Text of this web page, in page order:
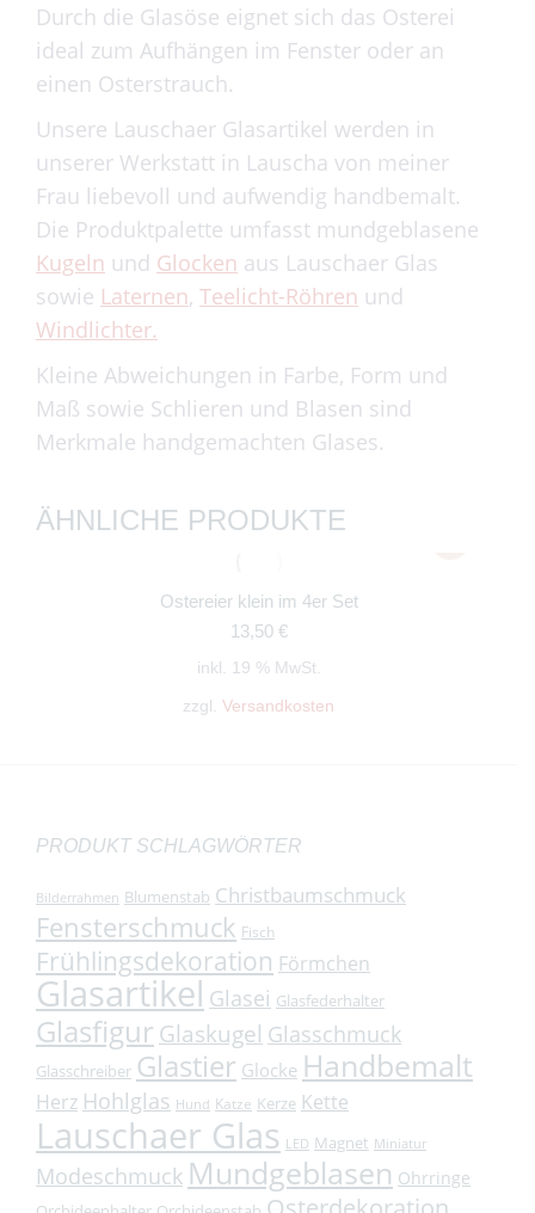
Durch die Glasöse eignet sich das Osterei
ideal zum Aufhängen im Fenster oder an
einen Osterstrauch.
Unsere Lauschaer Glasartikel werden in
unserer Werkstatt in Lauscha von meiner
Frau liebevoll und aufwendig handbemalt.
Die Produktpalette umfasst mundgeblasene
Kugeln und Glocken aus Lauschaer Glas
sowie Laternen, Teelicht-Röhren und
Windlichter.
Kleine Abweichungen in Farbe, Form und
Maß sowie Schlieren und Blasen sind
Merkmale handgemachten Glases.
ÄHNLICHE PRODUKTE
Ostereier klein im 4er Set
13,50 €
inkl. 19 % MwSt.
zzgl. Versandkosten
PRODUKT SCHLAGWÖRTER
Bilderrahmen Blumenstab Christbaumschmuck
Fensterschmuck Fisch
Frühlingsdekoration Förmchen
Glasartikel Glasei Glasfederhalter
Glasfigur Glaskugel Glasschmuck
Glasschreiber Glastier Glocke Handbemalt
Herz Hohlglas Hund Katze Kerze Kette
Lauschaer Glas LED Magnet Miniatur
Modeschmuck Mundgeblasen Ohrringe